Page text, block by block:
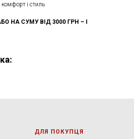
комфорт і стиль
НА СУМУ ВІД 3000 ГРН – І
ДЛЯ ПОКУПЦЯ